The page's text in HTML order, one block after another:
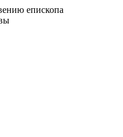
епископа